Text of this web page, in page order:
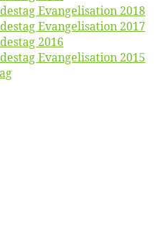
Evan­ge­li­sa­ti­on 2018
Evan­ge­li­sa­ti­on 2017
2016
Evan­ge­li­sa­ti­on 2015